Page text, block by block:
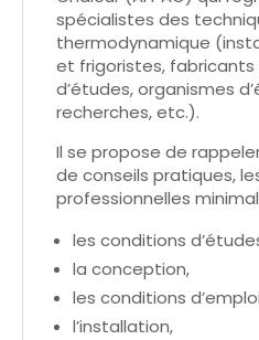
spécialistes des
thermodynamique
et frigoristes,
d’études, organismes
recherches, etc.).
Il se propose de
de conseils pratiques,
professionnelles
les conditions
la conception,
les conditions
l’installation,